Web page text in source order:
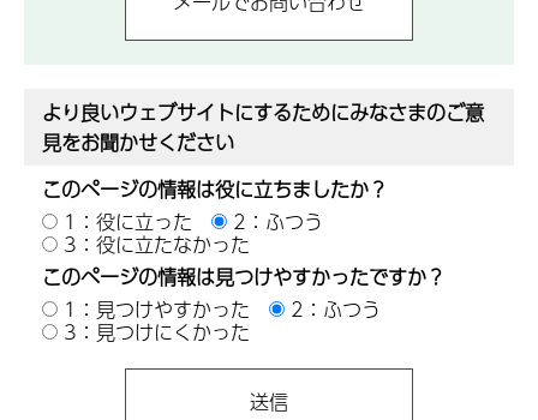
より良いウェブサイトにするためにみなさまのご意
見をお聞かせください
このページの情報は役に立ちましたか？
1：役に立った
2：ふつう
3：役に立たなかった
このページの情報は見つけやすかったですか？
1：見つけやすかった
2：ふつう
3：見つけにくかった